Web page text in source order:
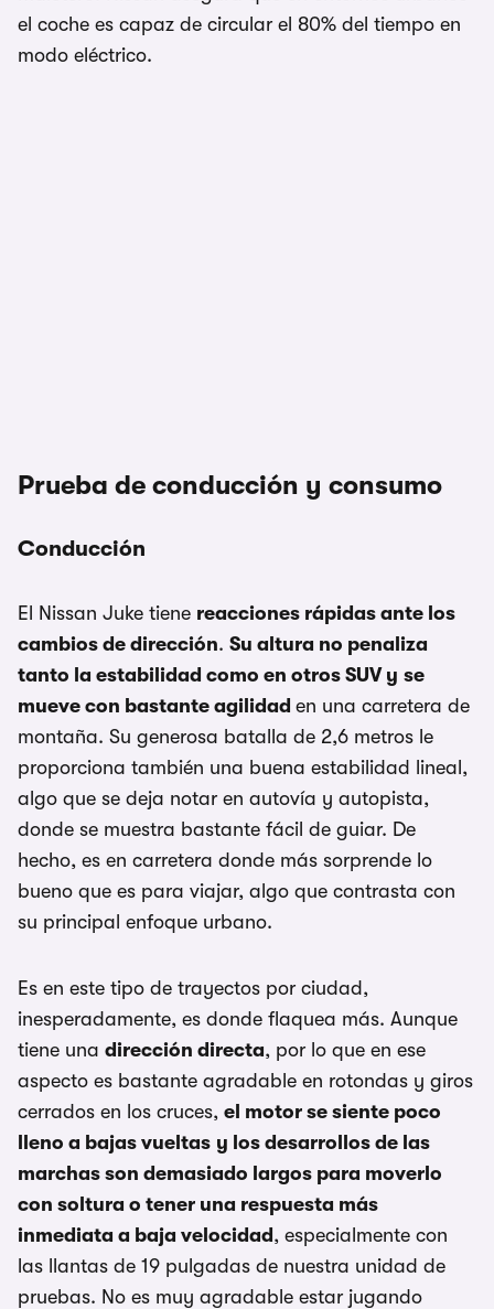
el coche es capaz de circular el 80% del tiempo en
modo eléctrico.
Prueba de conducción y consumo
Conducción
El Nissan Juke tiene reacciones rápidas ante los
cambios de dirección. Su altura no penaliza
tanto la estabilidad como en otros SUV y se
mueve con bastante agilidad en una carretera de
montaña. Su generosa batalla de 2,6 metros le
proporciona también una buena estabilidad lineal,
algo que se deja notar en autovía y autopista,
donde se muestra bastante fácil de guiar. De
hecho, es en carretera donde más sorprende lo
bueno que es para viajar, algo que contrasta con
su principal enfoque urbano.
Es en este tipo de trayectos por ciudad,
inesperadamente, es donde flaquea más. Aunque
tiene una dirección directa, por lo que en ese
aspecto es bastante agradable en rotondas y giros
cerrados en los cruces, el motor se siente poco
lleno a bajas vueltas y los desarrollos de las
marchas son demasiado largos para moverlo
con soltura o tener una respuesta más
inmediata a baja velocidad , especialmente con
las llantas de 19 pulgadas de nuestra unidad de
pruebas. No es muy agradable estar jugando